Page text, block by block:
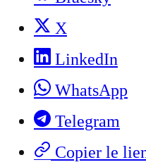
X
LinkedIn
WhatsApp
Telegram
Copier le